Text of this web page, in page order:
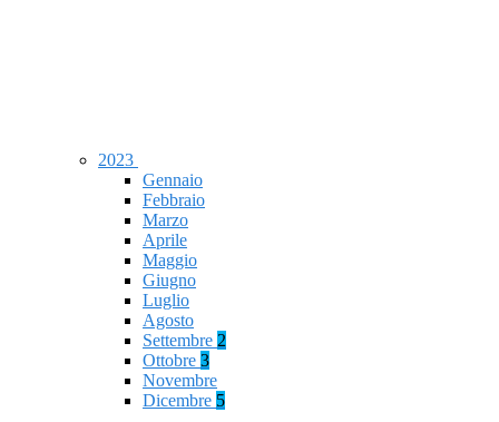
2023
Gennaio
Febbraio
Marzo
Aprile
Maggio
Giugno
Luglio
Agosto
Settembre 2
Ottobre 3
Novembre
Dicembre 5